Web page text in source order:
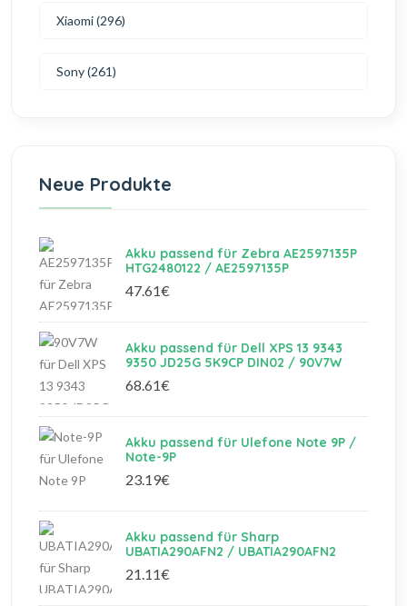
Xiaomi (296)
Sony (261)
Neue Produkte
Akku passend für Zebra AE2597135P
HTG2480122 / AE2597135P
47.61€
Akku passend für Dell XPS 13 9343
9350 JD25G 5K9CP DIN02 / 90V7W
68.61€
Akku passend für Ulefone Note 9P /
Note-9P
23.19€
Akku passend für Sharp
UBATIA290AFN2 / UBATIA290AFN2
21.11€